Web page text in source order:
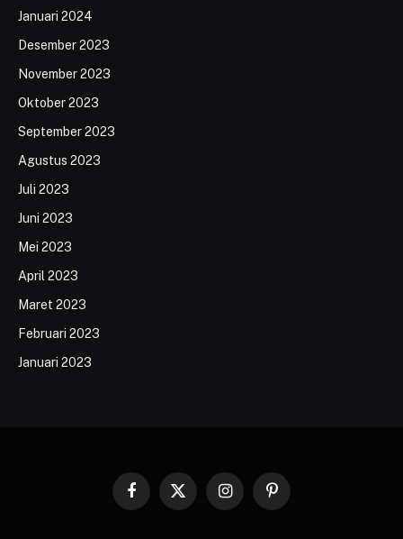
Januari 2024
Desember 2023
November 2023
Oktober 2023
September 2023
Agustus 2023
Juli 2023
Juni 2023
Mei 2023
April 2023
Maret 2023
Februari 2023
Januari 2023
Facebook
X
InstagramPinterest